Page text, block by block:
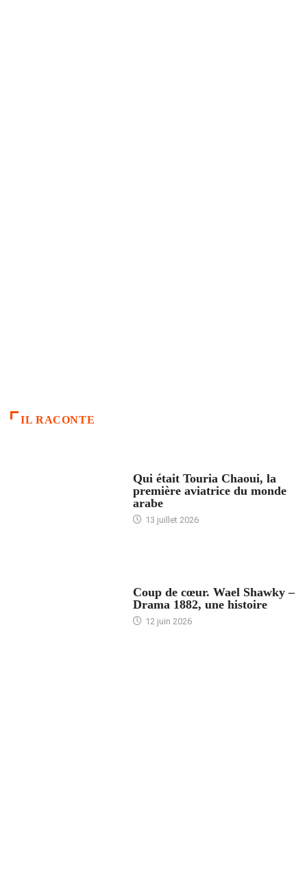
IL RACONTE
Qui était Touria Chaoui, la
première aviatrice du monde
arabe
13 juillet 2026
Coup de cœur. Wael Shawky –
Drama 1882, une histoire
12 juin 2026